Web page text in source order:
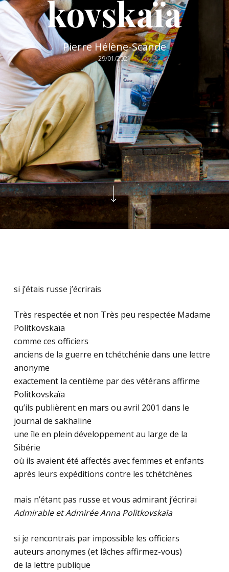
kovskaïa
Pierre Hélène-Scande
29/01/2021
si j’étais russe j’écrirais
Très respectée et non Très peu respectée Madame
Politkovskaïa
comme ces officiers
anciens de la guerre en tchétchénie dans une lettre
anonyme
exactement la centième par des vétérans affirme
Politkovskaïa
qu’ils publièrent en mars ou avril 2001 dans le
journal de sakhaline
une île en plein développement au large de la
Sibérie
où ils avaient été affectés avec femmes et enfants
après leurs expéditions contre les tchétchènes
mais n’étant pas russe et vous admirant j’écrirai
Admirable et Admirée Anna Politkovskaïa
si je rencontrais par impossible les officiers
auteurs anonymes (et lâches affirmez-vous)
de la lettre publique